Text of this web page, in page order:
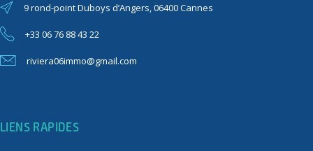
9 rond-point Duboys d’Angers, 06400 Cannes
+33 06 76 88 43 22
riviera06immo@gmail.com
LIENS RAPIDES